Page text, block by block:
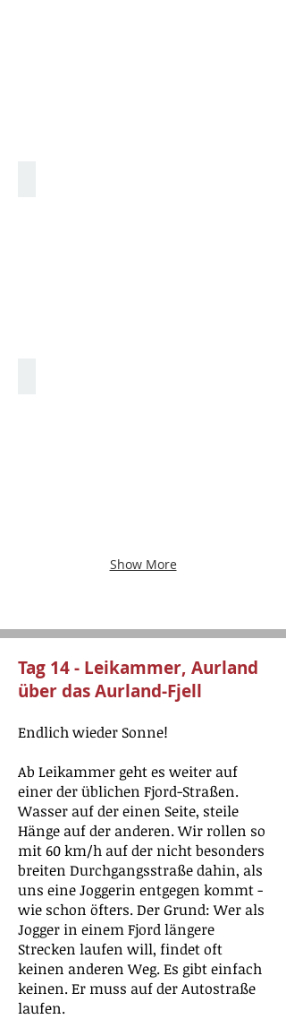
Show More
Tag 14 - Leikammer, Aurland
über das Aurland-Fjell
Endlich wieder Sonne!
Ab Leikammer geht es weiter auf
einer der üblichen Fjord-Straßen.
Wasser auf der einen Seite, steile
Hänge auf der anderen. Wir rollen so
mit 60 km/h auf der nicht besonders
breiten Durchgangsstraße dahin, als
uns eine Joggerin entgegen kommt -
wie schon öfters. Der Grund: Wer als
Jogger in einem Fjord längere
Strecken laufen will, findet oft
keinen anderen Weg. Es gibt einfach
keinen. Er muss auf der Autostraße
laufen.